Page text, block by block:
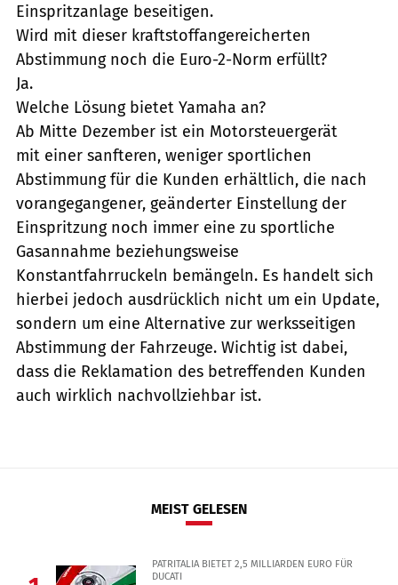
Einspritzanlage beseitigen.
Wird mit dieser kraftstoffangereicherten
Abstimmung noch die Euro-2-Norm erfüllt?
Ja.
Welche Lösung bietet Yamaha an?
Ab Mitte Dezember ist ein Motorsteuergerät
mit einer sanfteren, weniger sportlichen
Abstimmung für die Kunden erhältlich, die nach
vorangegangener, geänderter Einstellung der
Einspritzung noch immer eine zu sportliche
Gasannahme beziehungsweise
Konstantfahrruckeln bemängeln. Es handelt sich
hierbei jedoch ausdrücklich nicht um ein Update,
sondern um eine Alternative zur werksseitigen
Abstimmung der Fahrzeuge. Wichtig ist dabei,
dass die Reklamation des betreffenden Kunden
auch wirklich nachvollziehbar ist.
MEIST GELESEN
PATRITALIA BIETET 2,5 MILLIARDEN EURO FÜR
DUCATI